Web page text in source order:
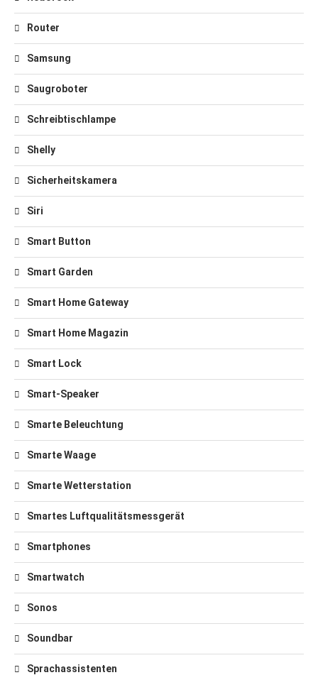
Router
Samsung
Saugroboter
Schreibtischlampe
Shelly
Sicherheitskamera
Siri
Smart Button
Smart Garden
Smart Home Gateway
Smart Home Magazin
Smart Lock
Smart-Speaker
Smarte Beleuchtung
Smarte Waage
Smarte Wetterstation
Smartes Luftqualitätsmessgerät
Smartphones
Smartwatch
Sonos
Soundbar
Sprachassistenten